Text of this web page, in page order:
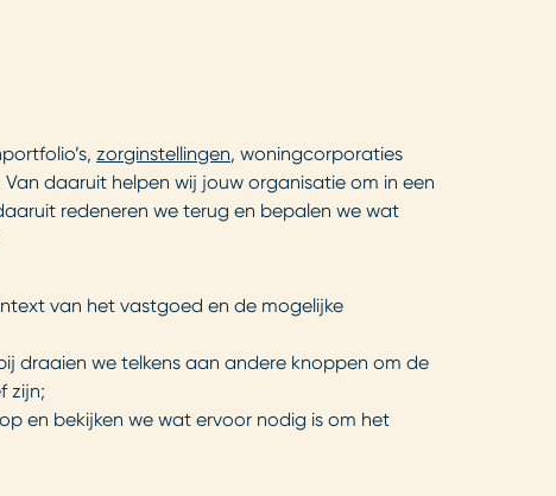
zorginstellingen, woningcorporaties
daaruit helpen wij jouw organisatie om in een
redeneren we terug en bepalen we wat
van het vastgoed en de mogelijke
draaien we telkens aan andere knoppen om de
zijn;
en bekijken we wat ervoor nodig is om het